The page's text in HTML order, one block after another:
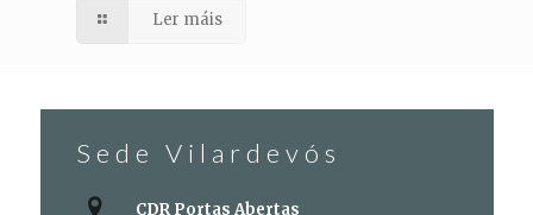
Ler máis
Sede Vilardevós
CDR Portas Abertas